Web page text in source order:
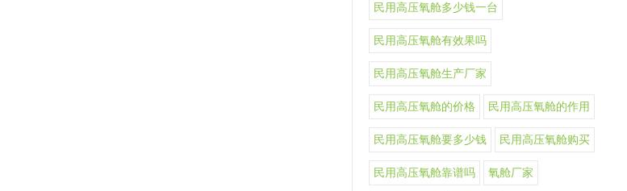
民用高压氧舱多少钱一台
民用高压氧舱有效果吗
民用高压氧舱生产厂家
民用高压氧舱的价格 民用高压氧舱的作用
民用高压氧舱要多少钱 民用高压氧舱购买
民用高压氧舱靠谱吗 氧舱厂家